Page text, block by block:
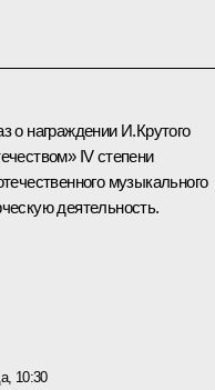
о награждении И.Крутого
IV степени
музыкального
деятельность.
10:30